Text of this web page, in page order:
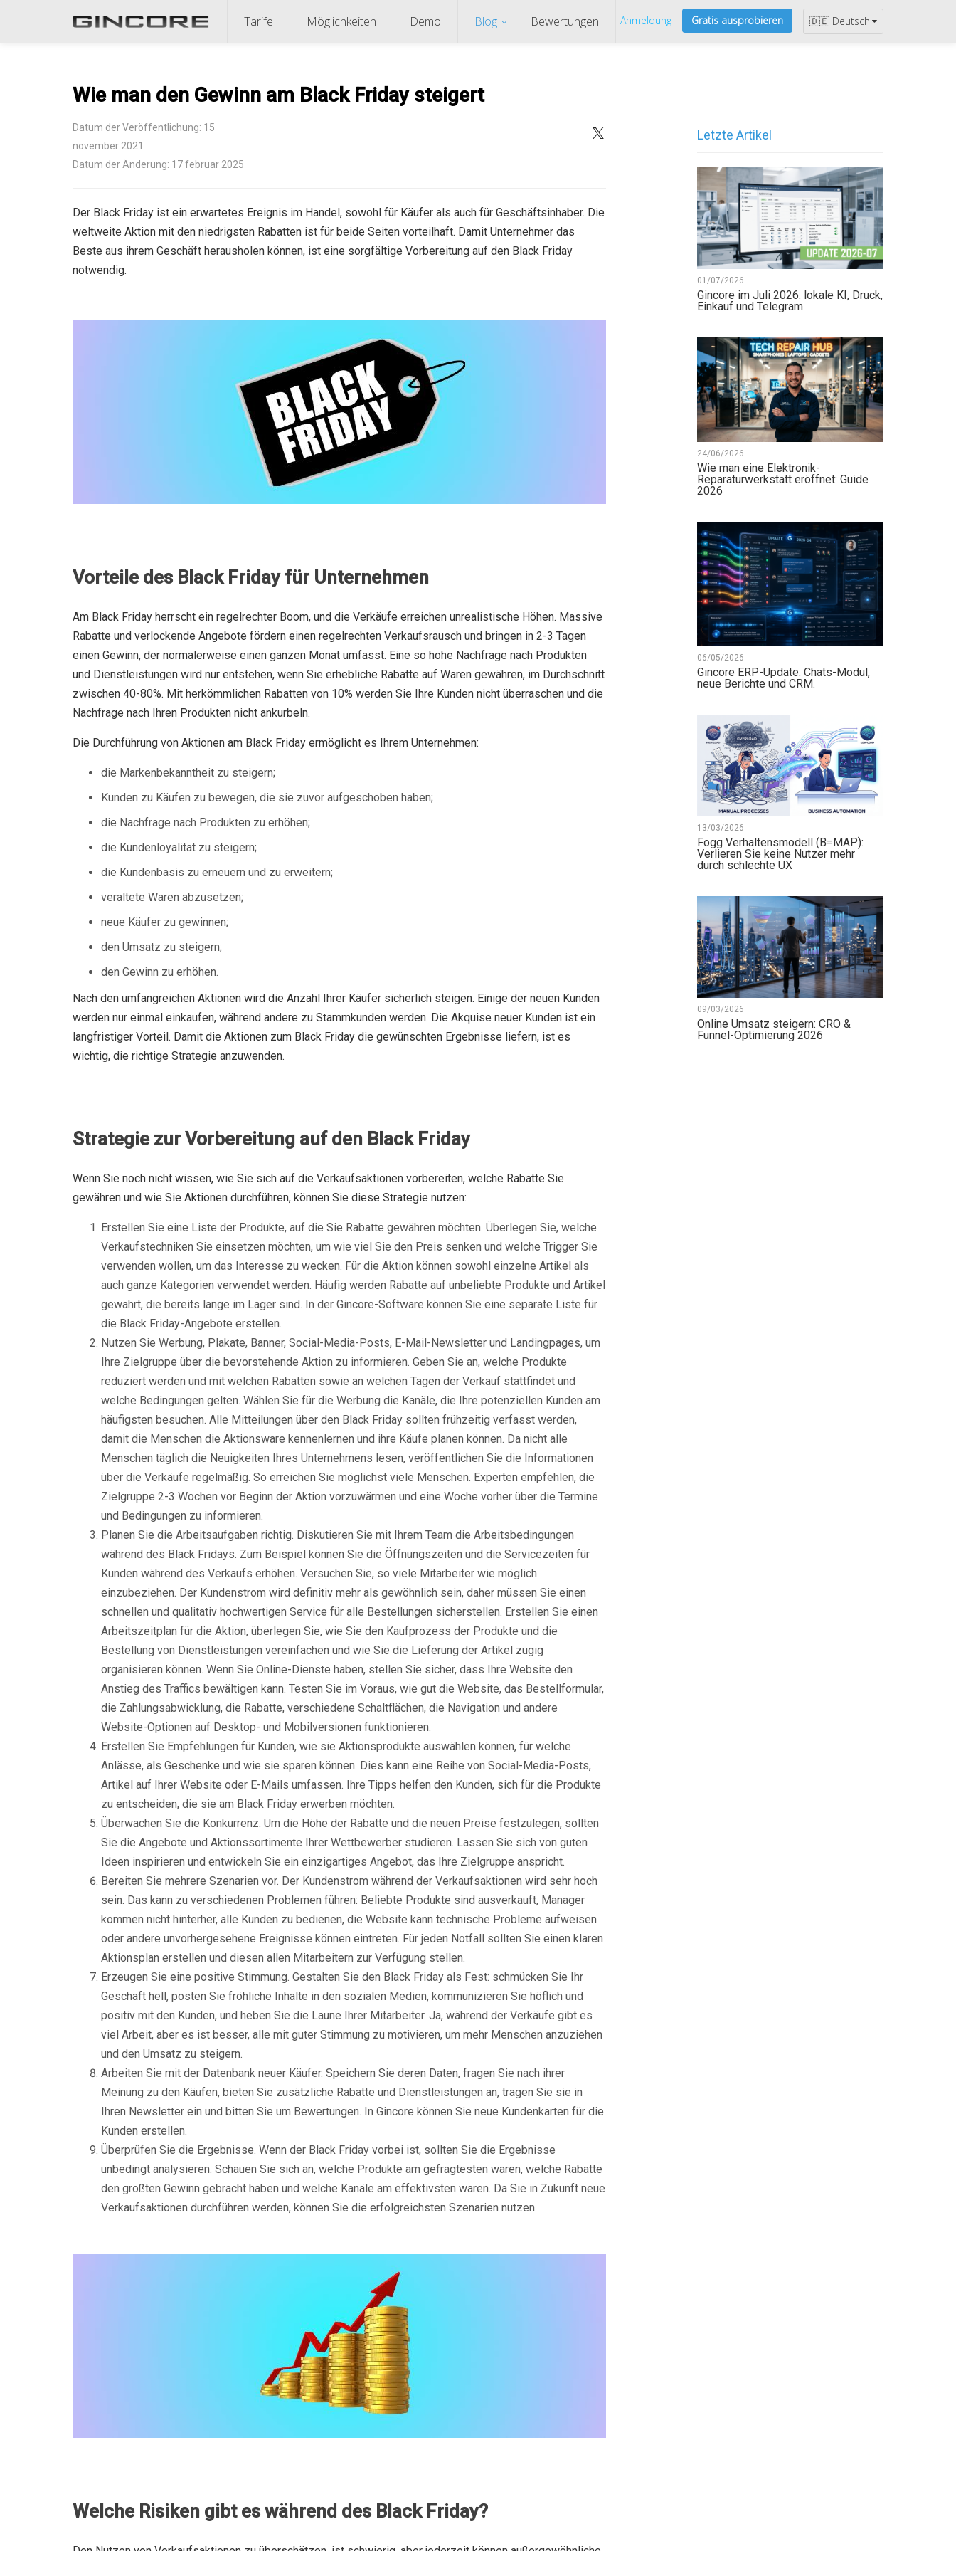
Anmeldung Gratis ausprobieren 🇩🇪 Deutsch
Tarife Möglichkeiten Demo Blog Bewertungen
Wie man den Gewinn am Black Friday steigert
Datum der Veröffentlichung: 15
november 2021
Datum der Änderung: 17 februar 2025
Der Black Friday ist ein erwartetes Ereignis im Handel, sowohl für Käufer als auch für Geschäftsinhaber. Die
weltweite Aktion mit den niedrigsten Rabatten ist für beide Seiten vorteilhaft. Damit Unternehmer das
Beste aus ihrem Geschäft herausholen können, ist eine sorgfältige Vorbereitung auf den Black Friday
notwendig.
Vorteile des Black Friday für Unternehmen
Am Black Friday herrscht ein regelrechter Boom, und die Verkäufe erreichen unrealistische Höhen. Massive
Rabatte und verlockende Angebote fördern einen regelrechten Verkaufsrausch und bringen in 2-3 Tagen
einen Gewinn, der normalerweise einen ganzen Monat umfasst. Eine so hohe Nachfrage nach Produkten
und Dienstleistungen wird nur entstehen, wenn Sie erhebliche Rabatte auf Waren gewähren, im Durchschnitt
zwischen 40-80%. Mit herkömmlichen Rabatten von 10% werden Sie Ihre Kunden nicht überraschen und die
Nachfrage nach Ihren Produkten nicht ankurbeln.
Die Durchführung von Aktionen am Black Friday ermöglicht es Ihrem Unternehmen:
die Markenbekanntheit zu steigern;
Kunden zu Käufen zu bewegen, die sie zuvor aufgeschoben haben;
die Nachfrage nach Produkten zu erhöhen;
die Kundenloyalität zu steigern;
die Kundenbasis zu erneuern und zu erweitern;
veraltete Waren abzusetzen;
neue Käufer zu gewinnen;
den Umsatz zu steigern;
den Gewinn zu erhöhen.
Nach den umfangreichen Aktionen wird die Anzahl Ihrer Käufer sicherlich steigen. Einige der neuen Kunden
werden nur einmal einkaufen, während andere zu Stammkunden werden. Die Akquise neuer Kunden ist ein
langfristiger Vorteil. Damit die Aktionen zum Black Friday die gewünschten Ergebnisse liefern, ist es
wichtig, die richtige Strategie anzuwenden.
Strategie zur Vorbereitung auf den Black Friday
Wenn Sie noch nicht wissen, wie Sie sich auf die Verkaufsaktionen vorbereiten, welche Rabatte Sie
gewähren und wie Sie Aktionen durchführen, können Sie diese Strategie nutzen:
Erstellen Sie eine Liste der Produkte, auf die Sie Rabatte gewähren möchten. Überlegen Sie, welche
Verkaufstechniken Sie einsetzen möchten, um wie viel Sie den Preis senken und welche Trigger Sie
verwenden wollen, um das Interesse zu wecken. Für die Aktion können sowohl einzelne Artikel als
auch ganze Kategorien verwendet werden. Häufig werden Rabatte auf unbeliebte Produkte und Artikel
gewährt, die bereits lange im Lager sind. In der Gincore-Software können Sie eine separate Liste für
die Black Friday-Angebote erstellen.
Nutzen Sie Werbung, Plakate, Banner, Social-Media-Posts, E-Mail-Newsletter und Landingpages, um
Ihre Zielgruppe über die bevorstehende Aktion zu informieren. Geben Sie an, welche Produkte
reduziert werden und mit welchen Rabatten sowie an welchen Tagen der Verkauf stattfindet und
welche Bedingungen gelten. Wählen Sie für die Werbung die Kanäle, die Ihre potenziellen Kunden am
häufigsten besuchen. Alle Mitteilungen über den Black Friday sollten frühzeitig verfasst werden,
damit die Menschen die Aktionsware kennenlernen und ihre Käufe planen können. Da nicht alle
Menschen täglich die Neuigkeiten Ihres Unternehmens lesen, veröffentlichen Sie die Informationen
über die Verkäufe regelmäßig. So erreichen Sie möglichst viele Menschen. Experten empfehlen, die
Zielgruppe 2-3 Wochen vor Beginn der Aktion vorzuwärmen und eine Woche vorher über die Termine
und Bedingungen zu informieren.
Planen Sie die Arbeitsaufgaben richtig. Diskutieren Sie mit Ihrem Team die Arbeitsbedingungen
während des Black Fridays. Zum Beispiel können Sie die Öffnungszeiten und die Servicezeiten für
Kunden während des Verkaufs erhöhen. Versuchen Sie, so viele Mitarbeiter wie möglich
einzubeziehen. Der Kundenstrom wird definitiv mehr als gewöhnlich sein, daher müssen Sie einen
schnellen und qualitativ hochwertigen Service für alle Bestellungen sicherstellen. Erstellen Sie einen
Arbeitszeitplan für die Aktion, überlegen Sie, wie Sie den Kaufprozess der Produkte und die
Bestellung von Dienstleistungen vereinfachen und wie Sie die Lieferung der Artikel zügig
organisieren können. Wenn Sie Online-Dienste haben, stellen Sie sicher, dass Ihre Website den
Anstieg des Traffics bewältigen kann. Testen Sie im Voraus, wie gut die Website, das Bestellformular,
die Zahlungsabwicklung, die Rabatte, verschiedene Schaltflächen, die Navigation und andere
Website-Optionen auf Desktop- und Mobilversionen funktionieren.
Erstellen Sie Empfehlungen für Kunden, wie sie Aktionsprodukte auswählen können, für welche
Anlässe, als Geschenke und wie sie sparen können. Dies kann eine Reihe von Social-Media-Posts,
Artikel auf Ihrer Website oder E-Mails umfassen. Ihre Tipps helfen den Kunden, sich für die Produkte
zu entscheiden, die sie am Black Friday erwerben möchten.
Überwachen Sie die Konkurrenz. Um die Höhe der Rabatte und die neuen Preise festzulegen, sollten
Sie die Angebote und Aktionssortimente Ihrer Wettbewerber studieren. Lassen Sie sich von guten
Ideen inspirieren und entwickeln Sie ein einzigartiges Angebot, das Ihre Zielgruppe anspricht.
Bereiten Sie mehrere Szenarien vor. Der Kundenstrom während der Verkaufsaktionen wird sehr hoch
sein. Das kann zu verschiedenen Problemen führen: Beliebte Produkte sind ausverkauft, Manager
kommen nicht hinterher, alle Kunden zu bedienen, die Website kann technische Probleme aufweisen
oder andere unvorhergesehene Ereignisse können eintreten. Für jeden Notfall sollten Sie einen klaren
Aktionsplan erstellen und diesen allen Mitarbeitern zur Verfügung stellen.
Erzeugen Sie eine positive Stimmung. Gestalten Sie den Black Friday als Fest: schmücken Sie Ihr
Geschäft hell, posten Sie fröhliche Inhalte in den sozialen Medien, kommunizieren Sie höflich und
positiv mit den Kunden, und heben Sie die Laune Ihrer Mitarbeiter. Ja, während der Verkäufe gibt es
viel Arbeit, aber es ist besser, alle mit guter Stimmung zu motivieren, um mehr Menschen anzuziehen
und den Umsatz zu steigern.
Arbeiten Sie mit der Datenbank neuer Käufer. Speichern Sie deren Daten, fragen Sie nach ihrer
Meinung zu den Käufen, bieten Sie zusätzliche Rabatte und Dienstleistungen an, tragen Sie sie in
Ihren Newsletter ein und bitten Sie um Bewertungen. In Gincore können Sie neue Kundenkarten für die
Kunden erstellen.
Überprüfen Sie die Ergebnisse. Wenn der Black Friday vorbei ist, sollten Sie die Ergebnisse
unbedingt analysieren. Schauen Sie sich an, welche Produkte am gefragtesten waren, welche Rabatte
den größten Gewinn gebracht haben und welche Kanäle am effektivsten waren. Da Sie in Zukunft neue
Verkaufsaktionen durchführen werden, können Sie die erfolgreichsten Szenarien nutzen.
Welche Risiken gibt es während des Black Friday?
Letzte Artikel
01/07/2026
Gincore im Juli 2026: lokale KI, Druck,
Einkauf und Telegram
24/06/2026
Wie man eine Elektronik-
Reparaturwerkstatt eröffnet: Guide
2026
06/05/2026
Gincore ERP-Update: Chats-Modul,
neue Berichte und CRM.
13/03/2026
Fogg Verhaltensmodell (B=MAP):
Verlieren Sie keine Nutzer mehr
durch schlechte UX
09/03/2026
Online Umsatz steigern: CRO &
Funnel-Optimierung 2026